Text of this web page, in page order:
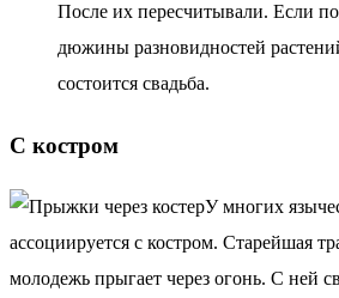
После их пересчитывали. Если
дюжины разновидностей
состоится свадьба.
С костром
У многих
ассоциируется с костром. Старейшая
молодежь прыгает через огонь. С ней